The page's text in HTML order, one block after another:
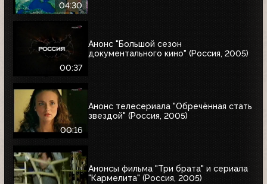
04:30
00:37
Анонс "Большой сезон
документального кино" (Россия, 2005)
00:16
Анонс телесериала "Обречённая стать
звездой" (Россия, 2005)
Анонсы фильма "Три брата" и сериала
"Кармелита" (Россия, 2005)